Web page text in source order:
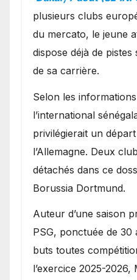
Ibrahim
plusieurs clubs
du mercato, le jeune
dispose déjà de
de sa carrière.
Selon les informations
l’international
privilégierait un
l’Allemagne. Deux
détachés dans ce
Borussia Dortmund.
Auteur d’une saison
PSG, ponctuée de 30
buts toutes
l’exercice 2025-2026,